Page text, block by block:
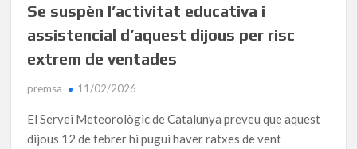
Se suspèn l’activitat educativa i
assistencial d’aquest dijous per risc
extrem de ventades
premsa 11/02/2026
El Servei Meteorològic de Catalunya preveu que aquest
dijous 12 de febrer hi pugui haver ratxes de vent